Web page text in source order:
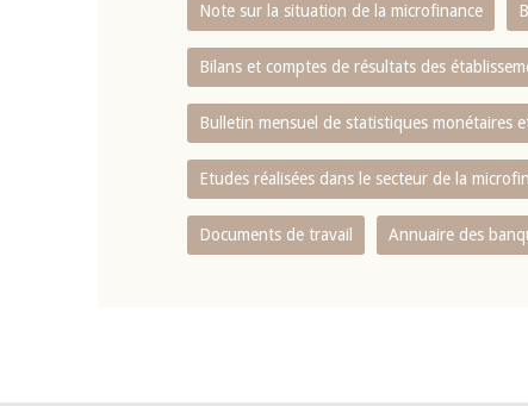
Note sur la situation de la microfinance
Bilans et comptes de résultats des
Bulletin mensuel de statistiques monétaires
Etudes réalisées dans le secteur de la
Documents de travail Annuaire des